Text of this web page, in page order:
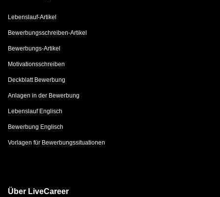
Lebenslauf-Artikel
Bewerbungsschreiben-Artikel
Bewerbungs-Artikel
Motivationsschreiben
Deckblatt Bewerbung
Anlagen in der Bewerbung
Lebenslauf Englisch
Bewerbung Englisch
Vorlagen für Bewerbungssituationen
Über LiveCareer